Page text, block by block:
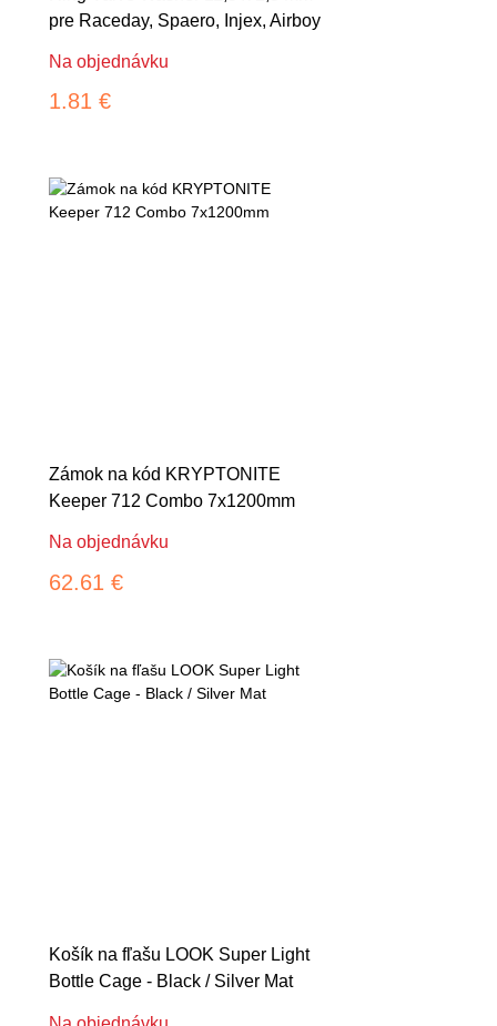
pre Raceday, Spaero, Injex, Airboy
Na objednávku
1.81 €
Zámok na kód KRYPTONITE
Keeper 712 Combo 7x1200mm
Na objednávku
62.61 €
Košík na fľašu LOOK Super Light
Bottle Cage - Black / Silver Mat